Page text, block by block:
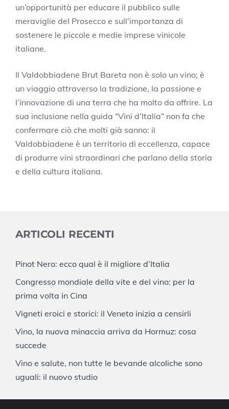
un’opportunità per educare il pubblico sulle
meraviglie del Prosecco e sull’importanza di
sostenere le piccole e medie imprese vinicole
italiane.
Il Valdobbiadene Brut Bareta non è solo un vino; è
un viaggio attraverso la tradizione, la passione e
l’innovazione di una terra che ha molto da offrire. La
sua inclusione nella guida “Vini d’Italia” non fa che
confermare ciò che molti già sanno: il
Valdobbiadene è un territorio di eccellenza, capace
di produrre vini straordinari che parlano della storia
e della cultura italiana.
ARTICOLI RECENTI
Pinot Nero: ecco qual è il migliore d’Italia
Congresso mondiale della vite e del vino: per la
prima volta in Cina
Vigneti eroici e storici: il Veneto inizia a censirli
Vino, la nuova minaccia arriva da Hormuz: cosa
succede
Vino e salute, non tutte le bevande alcoliche sono
uguali: il nuovo studio